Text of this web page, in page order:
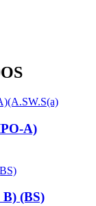
A)
(BS)